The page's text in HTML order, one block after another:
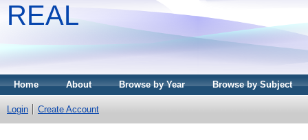
REAL
Home About Browse by Year Browse by Subject
Login Create Account